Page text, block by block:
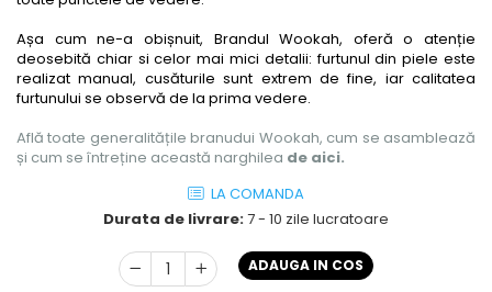
Așa cum ne-a obișnuit, Brandul Wookah, oferă o atenție
deosebită chiar si celor mai mici detalii: furtunul din piele este
realizat manual, cusăturile sunt extrem de fine, iar calitatea
furtunului se observă de la prima vedere.
Află toate generalitățile branudui Wookah, cum se asamblează
și cum se întreține această narghilea de aici.
LA COMANDA
Durata de livrare:7 - 10 zile lucratoare
ADAUGA IN COS